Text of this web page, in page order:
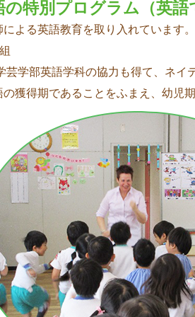
特別プログラム（英語
よる英語教育を取り入れています。
芸学部英語学科の協力も得て、ネイ
獲得期であることをふまえ、幼児